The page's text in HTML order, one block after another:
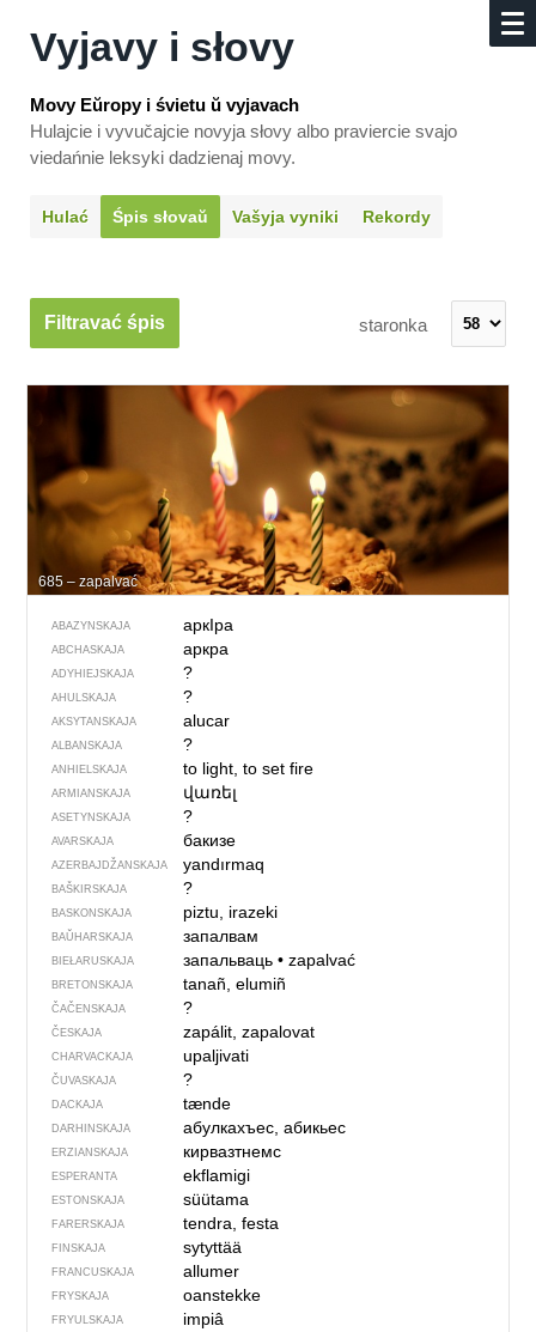
Vyjavy i słovy
Movy Eŭropy i śvietu ŭ vyjavach
Hulajcie i vyvučajcie novyja słovy albo praviercie svajo
viedańnie leksyki dadzienaj movy.
Hulać Śpis słovaŭ Vašyja vyniki Rekordy
Filtravać śpis staronka
685 – zapalvać
ABAZYNSKAJA аркIра
ABCHASKAJA аркра
ADYHIEJSKAJA ?
AHULSKAJA ?
AKSYTANSKAJA alucar
ALBANSKAJA ?
ANHIELSKAJA to light, to set fire
ARMIANSKAJA վառել
ASETYNSKAJA ?
AVARSKAJA бакизе
AZERBAJDŽAN­SKAJA yandırmaq
BAŠKIRSKAJA ?
BASKONSKAJA piztu, irazeki
BAŬHARSKAJA запалвам
BIEŁARUSKAJA запальваць• zapalvać
BRETONSKAJA tanañ, elumiñ
ČAČENSKAJA ?
ČESKAJA zapálit, zapalovat
CHARVACKAJA upaljivati
ČUVASKAJA ?
DACKAJA tænde
DARHINSKAJA абулкахъес, абикьес
ERZIANSKAJA кирвазтнемс
ESPERANTA ekflamigi
ESTONSKAJA süütama
FARERSKAJA tendra, festa
FINSKAJA sytyttää
FRANCUSKAJA allumer
FRYSKAJA oanstekke
FRYULSKAJA impiâ